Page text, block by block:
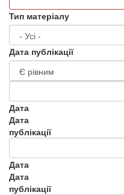
Тип матеріалу
Дата публікації
Дата
Дата
публікації
Дата
Дата
публікації